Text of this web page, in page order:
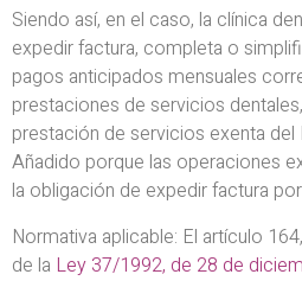
Siendo así, en el caso, la clínica
expedir factura, completa o
pagos anticipados mensuales
prestaciones de servicios
prestación de servicios exenta
Añadido porque las operaciones
la obligación de expedir factura
Normativa aplicable: El artículo
de la Ley 37/1992, de 28 de